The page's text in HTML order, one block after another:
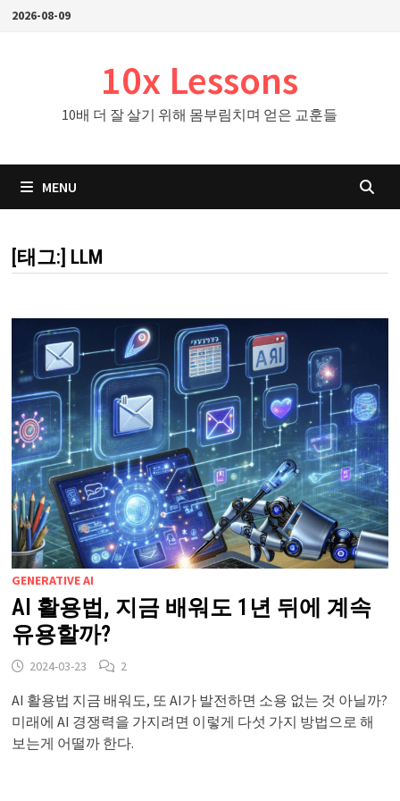
Skip2026-08-09
10x Lessons
10배 더 잘 살기 위해 몸부림치며 얻은 교훈들
MENU
[태그:] LLM
GENERATIVE AI
AI 활용법, 지금 배워도 1년 뒤에 계속
유용할까?
2024-03-23 2
AI 활용법 지금 배워도, 또 AI가 발전하면 소용 없는 것 아닐까?
미래에 AI 경쟁력을 가지려면 이렇게 다섯 가지 방법으로 해
보는게 어떨까 한다.